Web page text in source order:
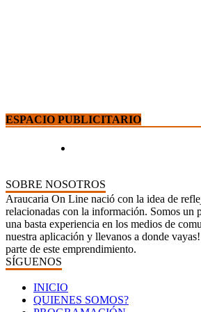
ESPACIO PUBLICITARIO
SOBRE NOSOTROS
Araucaria On Line nació con la idea de
relacionadas con la información. Somos un
una basta experiencia en los medios de
nuestra aplicación y llevanos a donde
parte de este emprendimiento.
SÍGUENOS
INICIO
QUIENES SOMOS?